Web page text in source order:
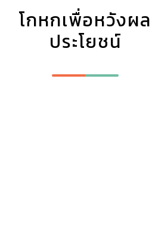
โกหกเพื่อหวังผล
ประโยชน์